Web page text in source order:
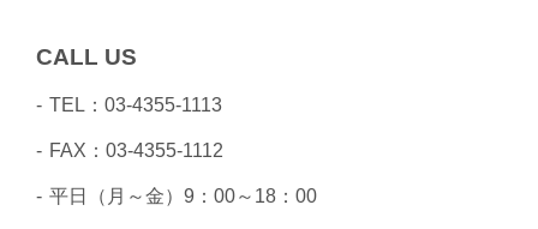
CALL US
TEL：03-4355-1113
FAX：03-4355-1112
平日（月～金）9：00～18：00